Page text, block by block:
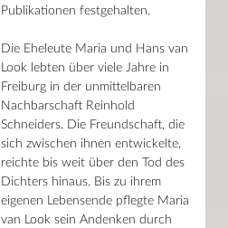
Publikationen festgehalten.
Die Eheleute Maria und Hans van
Look lebten über viele Jahre in
Freiburg in der unmittelbaren
Nachbarschaft Reinhold
Schneiders. Die Freundschaft, die
sich zwischen ihnen entwickelte,
reichte bis weit über den Tod des
Dichters hinaus. Bis zu ihrem
eigenen Lebensende pflegte Maria
van Look sein Andenken durch